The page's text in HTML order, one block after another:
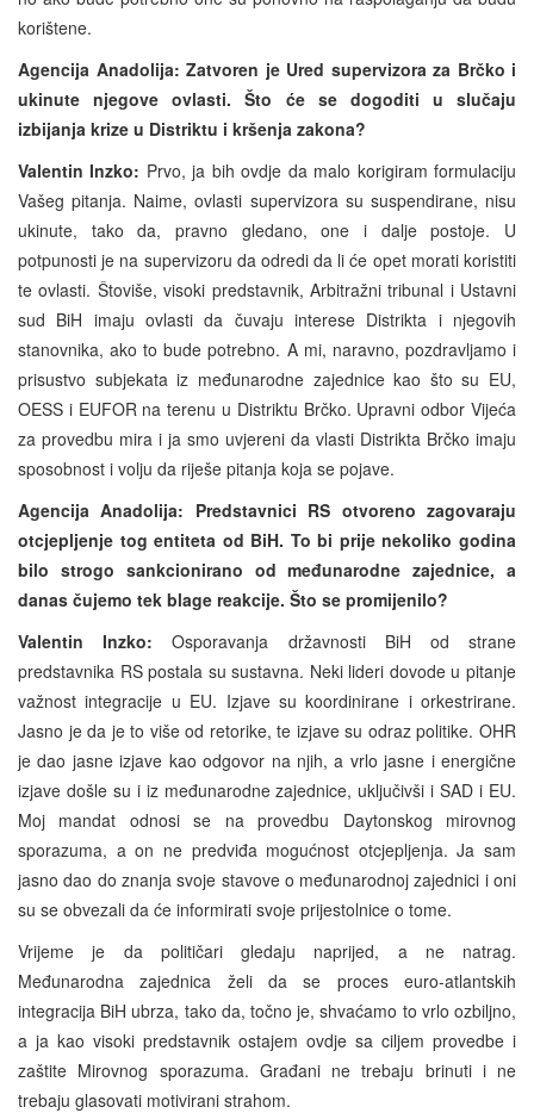
korištene.
Agencija Anadolija: Zatvoren je Ured supervizora za Brčko i
ukinute njegove ovlasti. Što će se dogoditi u slučaju
izbijanja krize u Distriktu i kršenja zakona?
Valentin Inzko: Prvo, ja bih ovdje da malo korigiram formulaciju
Vašeg pitanja. Naime, ovlasti supervizora su suspendirane, nisu
ukinute, tako da, pravno gledano, one i dalje postoje. U
potpunosti je na supervizoru da odredi da li će opet morati koristiti
te ovlasti. Štoviše, visoki predstavnik, Arbitražni tribunal i Ustavni
sud BiH imaju ovlasti da čuvaju interese Distrikta i njegovih
stanovnika, ako to bude potrebno. A mi, naravno, pozdravljamo i
prisustvo subjekata iz međunarodne zajednice kao što su EU,
OESS i EUFOR na terenu u Distriktu Brčko. Upravni odbor Vijeća
za provedbu mira i ja smo uvjereni da vlasti Distrikta Brčko imaju
sposobnost i volju da riješe pitanja koja se pojave.
Agencija Anadolija: Predstavnici RS otvoreno zagovaraju
otcjepljenje tog entiteta od BiH. To bi prije nekoliko godina
bilo strogo sankcionirano od međunarodne zajednice, a
danas čujemo tek blage reakcije. Što se promijenilo?
Valentin Inzko:Osporavanja državnosti BiH od strane
predstavnika RS postala su sustavna. Neki lideri dovode u pitanje
važnost integracije u EU. Izjave su koordinirane i orkestrirane.
Jasno je da je to više od retorike, te izjave su odraz politike. OHR
je dao jasne izjave kao odgovor na njih, a vrlo jasne i energične
izjave došle su i iz međunarodne zajednice, uključivši i SAD i EU.
Moj mandat odnosi se na provedbu Daytonskog mirovnog
sporazuma, a on ne predviđa mogućnost otcjepljenja. Ja sam
jasno dao do znanja svoje stavove o međunarodnoj zajednici i oni
su se obvezali da će informirati svoje prijestolnice o tome.
Vrijeme je da političari gledaju naprijed, a ne natrag.
Međunarodna zajednica želi da se proces euro-atlantskih
integracija BiH ubrza, tako da, točno je, shvaćamo to vrlo ozbiljno,
a ja kao visoki predstavnik ostajem ovdje sa ciljem provedbe i
zaštite Mirovnog sporazuma. Građani ne trebaju brinuti i ne
trebaju glasovati motivirani strahom.